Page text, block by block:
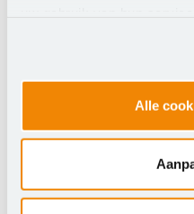
Alle
Volledig gereed
Efficiënte uitrol van
PDCA-cyclus zorgt
IBP in de
Bewezen aanpak: al